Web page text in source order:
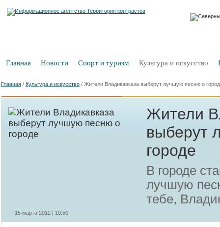
Главная Новости Спорт и туризм Культура и искусство
Главная / Культура и искусство / Жители Владикавказа выберут лучшую песню о
Жители
выберут
городе
В городе
лучшую
тебе,
15 марта 2012 | 10:50